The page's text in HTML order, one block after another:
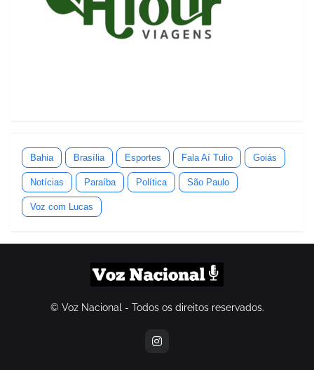
Bahia Brasília Esportes Fala Aí Tulio Goiás
Notícias Paraíba Política São Paulo
Voz com Lucas
© Voz Nacional - Todos os direitos reservados.